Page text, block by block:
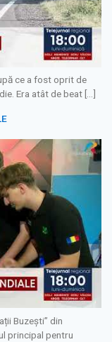
ce a fost oprit de
Era atât de beat […]
Buzești” din
principal pentru